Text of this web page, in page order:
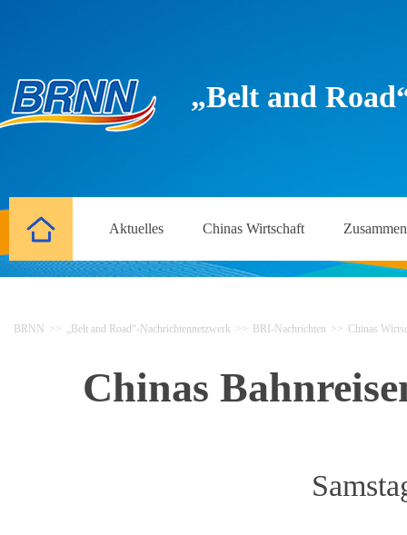
„Belt and
Aktuelles Chinas Wirtschaft
BRNN >> „Belt and Road“-Nachrichtennetzwerk >> BRI-Nachrichten >> Chinas
Chinas